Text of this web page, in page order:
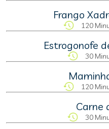
Frango
120
Estrogonofe
30
120
Carne
30